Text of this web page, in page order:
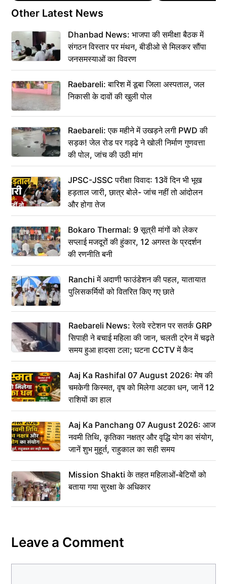
Other Latest News
Dhanbad News: भाजपा की समीक्षा बैठक में
संगठन विस्तार पर मंथन, बीडीओ से मिलकर सौंपा
जनसमस्याओं का विवरण
Raebareli: बारिश में डूबा जिला अस्पताल, जल
निकासी के दावों की खुली पोल
Raebareli: एक महीने में उखड़ने लगी PWD की
सड़क! जेल रोड पर गड्ढे ने खोली निर्माण गुणवत्ता
की पोल, जांच की उठी मांग
JPSC-JSSC परीक्षा विवाद: 13वें दिन भी भूख
हड़ताल जारी, छात्र बोले- जांच नहीं तो आंदोलन
और होगा तेज
Bokaro Thermal: 9 सूत्री मांगों को लेकर
सप्लाई मजदूरों की हुंकार, 12 अगस्त के प्रदर्शन
की रणनीति बनी
Ranchi में अदाणी फाउंडेशन की पहल, यातायात
पुलिसकर्मियों को वितरित किए गए छाते
Raebareli News: रेलवे स्टेशन पर सतर्क GRP
सिपाही ने बचाई महिला की जान, चलती ट्रेन में चढ़ते
समय हुआ हादसा टला; घटना CCTV में कैद
Aaj Ka Rashifal 07 August 2026: मेष की
चमकेगी किस्मत, वृष को मिलेगा अटका धन, जानें 12
राशियों का हाल
Aaj Ka Panchang 07 August 2026: आज
नवमी तिथि, कृतिका नक्षत्र और वृद्धि योग का संयोग,
जानें शुभ मुहूर्त, राहुकाल का सही समय
Mission Shakti के तहत महिलाओं-बेटियों को
बताया गया सुरक्षा के अधिकार
Leave a Comment